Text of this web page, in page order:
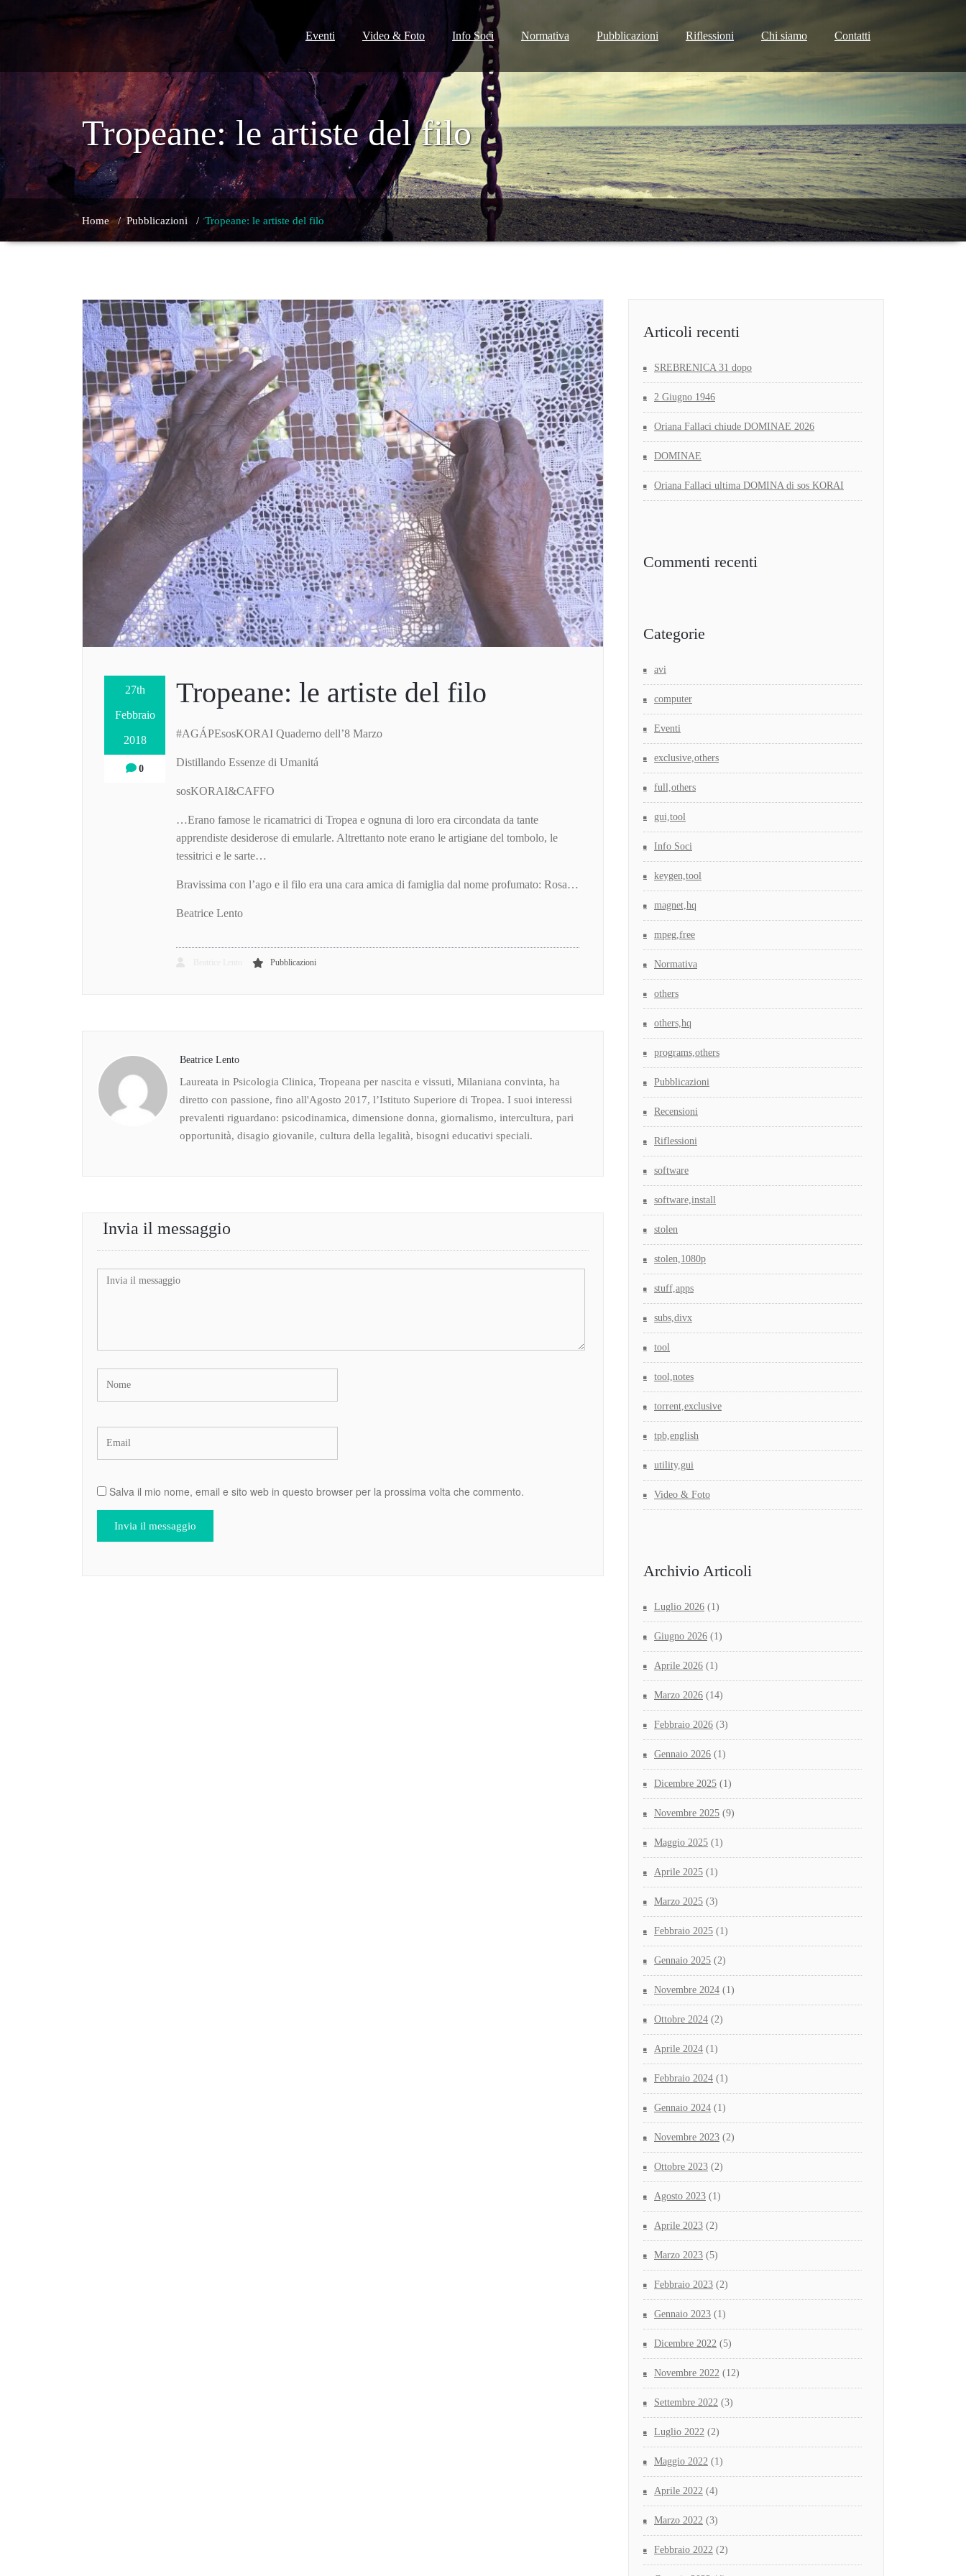
Eventi Video & Foto Info Soci Normativa Pubblicazioni Riflessioni Chi siamo Contatti
Tropeane: le artiste del filo
Home/Pubblicazioni /Tropeane: le artiste del filo
27th
Febbraio
2018
0
Tropeane: le artiste del filo
#AGÁPEsosKORAI Quaderno dell’8 Marzo
Distillando Essenze di Umanitá
sosKORAI&CAFFO
…Erano famose le ricamatrici di Tropea e ognuna di loro era circondata da tante
apprendiste desiderose di emularle. Altrettanto note erano le artigiane del tombolo, le
tessitrici e le sarte…
Bravissima con l’ago e il filo era una cara amica di famiglia dal nome profumato: Rosa…
Beatrice Lento
Pubblicazioni
Beatrice Lento
Laureata in Psicologia Clinica, Tropeana per nascita e vissuti, Milaniana convinta, ha
diretto con passione, fino all'Agosto 2017, l’Istituto Superiore di Tropea. I suoi interessi
prevalenti riguardano: psicodinamica, dimensione donna, giornalismo, intercultura, pari
opportunità, disagio giovanile, cultura della legalità, bisogni educativi speciali.
Invia il messaggio
Salva il mio nome, email e sito web in questo browser per la prossima volta che commento.
Articoli recenti
SREBRENICA 31 dopo
2 Giugno 1946
Oriana Fallaci chiude DOMINAE 2026
DOMINAE
Oriana Fallaci ultima DOMINA di sos KORAI
Commenti recenti
Categorie
avi
computer
Eventi
exclusive,others
full,others
gui,tool
Info Soci
keygen,tool
magnet,hq
mpeg,free
Normativa
others
others,hq
programs,others
Pubblicazioni
Recensioni
Riflessioni
software
software,install
stolen
stolen,1080p
stuff,apps
subs,divx
tool
tool,notes
torrent,exclusive
tpb,english
utility,gui
Video & Foto
Archivio Articoli
Luglio 2026 (1)
Giugno 2026 (1)
Aprile 2026 (1)
Marzo 2026 (14)
Febbraio 2026 (3)
Gennaio 2026 (1)
Dicembre 2025 (1)
Novembre 2025 (9)
Maggio 2025 (1)
Aprile 2025 (1)
Marzo 2025 (3)
Febbraio 2025 (1)
Gennaio 2025 (2)
Novembre 2024 (1)
Ottobre 2024 (2)
Aprile 2024 (1)
Febbraio 2024 (1)
Gennaio 2024 (1)
Novembre 2023 (2)
Ottobre 2023 (2)
Agosto 2023 (1)
Aprile 2023 (2)
Marzo 2023 (5)
Febbraio 2023 (2)
Gennaio 2023 (1)
Dicembre 2022 (5)
Novembre 2022 (12)
Settembre 2022 (3)
Luglio 2022 (2)
Maggio 2022 (1)
Aprile 2022 (4)
Marzo 2022 (3)
Febbraio 2022 (2)